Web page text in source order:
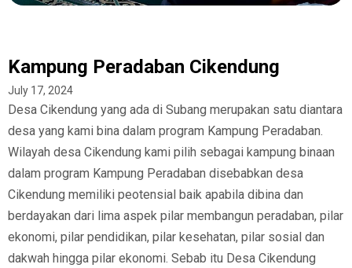
Kampung Peradaban Cikendung
July 17, 2024
Desa Cikendung yang ada di Subang merupakan satu diantara
desa yang kami bina dalam program Kampung Peradaban.
Wilayah desa Cikendung kami pilih sebagai kampung binaan
dalam program Kampung Peradaban disebabkan desa
Cikendung memiliki peotensial baik apabila dibina dan
berdayakan dari lima aspek pilar membangun peradaban, pilar
ekonomi, pilar pendidikan, pilar kesehatan, pilar sosial dan
dakwah hingga pilar ekonomi. Sebab itu Desa Cikendung